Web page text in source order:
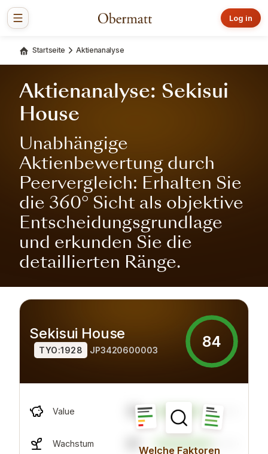
Log in
Startseite Aktienanalyse
Aktienanalyse: Sekisui
House
Unabhängige
Aktienbewertung durch
Peervergleich: Erhalten Sie
die 360° Sicht als objektive
Entscheidungsgrundlage
und erkunden Sie die
detaillierten Ränge.
Sekisui House
TYO:1928 JP3420600003 84
Value 55
Wachstum 67
Welche Faktoren